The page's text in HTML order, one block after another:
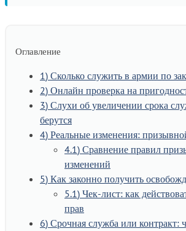
Оглавление
1 Сколько служить в армии по
2 Онлайн проверка на
3 Слухи об увеличении срока
берутся
4 Реальные изменения:
4.1 Сравнение правил
изменений
5 Как законно получить
5.1 Чек-лист: как
прав
6 Срочная служба или контракт: